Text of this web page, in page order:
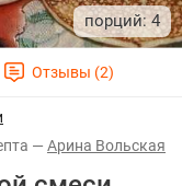
4
Арина Вольская